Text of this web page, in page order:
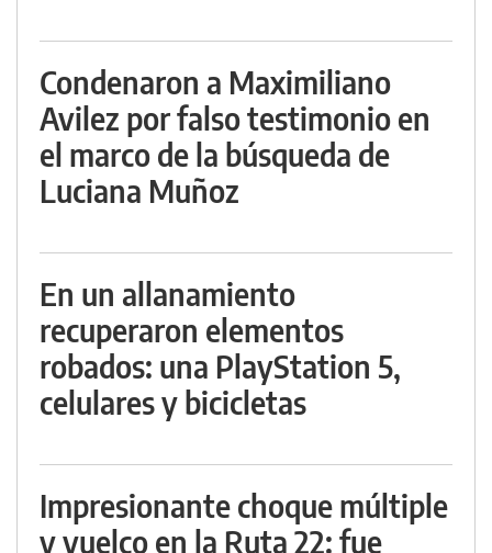
Condenaron a Maximiliano
Avilez por falso testimonio en
el marco de la búsqueda de
Luciana Muñoz
En un allanamiento
recuperaron elementos
robados: una PlayStation 5,
celulares y bicicletas
Impresionante choque múltiple
y vuelco en la Ruta 22: fue